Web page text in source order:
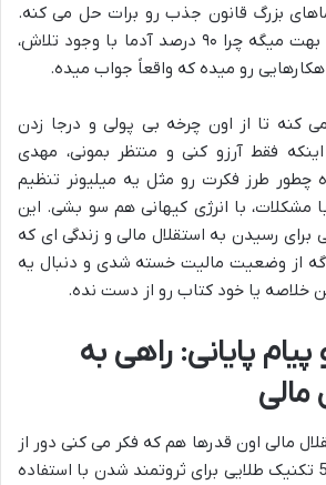
بزرگ قانون جذب رو برات حل می کنه.
یعنی چی؟ یعنی دقیقاً بهت میگه چرا ۹۰ درصد آدما با وجود تلاش،
رو میده که واقعاً جواب میده.
کنه تا از اون چرخه بی پولی و درجا زدن
فقط آرزو کنی و منتظر بمونی، مهدی
چطور طرز فکرت رو مثل یه میلیونر تنظیم
مشکلات، با انرژی کیهانی هم سو بشی. این
برای رسیدن به استقلال مالی و زندگی ای که
از وضعیت مالیت خسته شدی و دنبال یه
خلاصه یا خود کتاب رو از دست نده.
پایانی: راهی به
مالی اون قدرها هم که فکر می کنی دور از
دسترس نیست. کتاب 5 تکنیک طلایی برای ثروتمند شدن با استفاده